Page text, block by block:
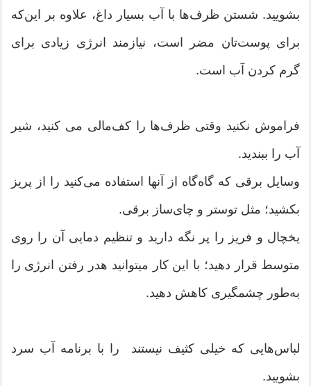
بشویید. شستن ظرف‌ها با آب بسیار داغ، علاوه بر این‌که
برای پوست‌تان مضر است، نیازمند انرژی زیادی برای
گرم کردن آب است.
فراموش نکنید وقتی ظرف‌ها را کف‌مالی می کنید، شیر
آب را ببندید.
وسایل برقی که گاه‌گاه از آنها استفاده می‌کنید را از پریز
بکشید؛ مثل توستر و چای‌ساز برقی.
یخچال و فریز را پر نگه دارید و تنظیم دمایی آن را روی
متوسط قرار دهید؛ با این کار می‎توانید هدر رفتن انرژی را
به‌طور چشمگیری کاهش دهید.
لباس‌‎هایی که خیلی کثیف نیستند را با برنامه آب سرد
بشویید.